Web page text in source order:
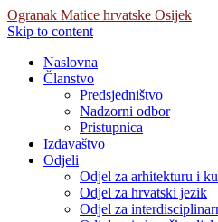
Ogranak Matice hrvatske Osijek
Skip to content
Naslovna
Članstvo
Predsjedništvo
Nadzorni odbor
Pristupnica
Izdavaštvo
Odjeli
Odjel za arhitekturu i
Odjel za hrvatski jezik
Odjel za